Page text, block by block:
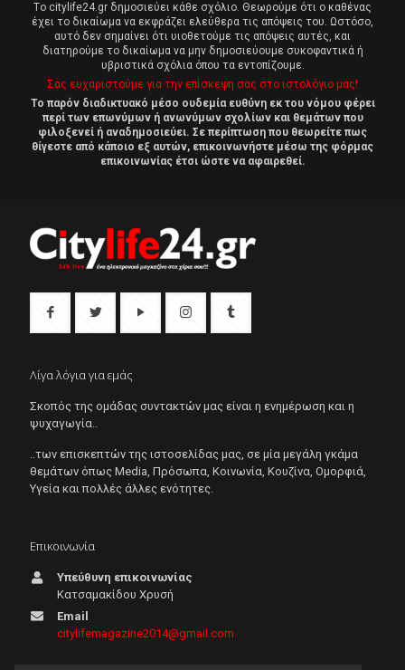
Tο citylife24.gr δημοσιεύει κάθε σχόλιο. Θεωρούμε ότι ο καθένας
έχει το δικαίωμα να εκφράζει ελεύθερα τις απόψεις του. Ωστόσο,
αυτό δεν σημαίνει ότι υιοθετούμε τις απόψεις αυτές, και
διατηρούμε το δικαίωμα να μην δημοσιεύουμε συκοφαντικά ή
υβριστικά σχόλια όπου τα εντοπίζουμε.
Σας ευχαριστούμε για την επίσκεψη σας στο ιστολόγιο μας!
Το παρόν διαδικτυακό μέσο ουδεμία ευθύνη εκ του νόμου φέρει
περί των επωνύμων ή ανωνύμων σχολίων και θεμάτων που
φιλοξενεί ή αναδημοσιεύει. Σε περίπτωση που θεωρείτε πως
θίγεστε από κάποιο εξ αυτών, επικοινωνήστε μέσω της φόρμας
επικοινωνίας έτσι ώστε να αφαιρεθεί.
Λίγα λόγια για εμάς
Σκοπός της ομάδας συντακτών μας είναι η ενημέρωση και η
ψυχαγωγία..
..των επισκεπτών της ιστοσελίδας μας, σε μία μεγάλη γκάμα
θεμάτων όπως Μedia, Πρόσωπα, Κοινωνία, Κουζίνα, Ομορφιά,
Υγεία και πολλές άλλες ενότητες.
Επικοινωνία
Υπεύθυνη επικοινωνίας
Κατσαμακίδου Χρυσή
Email
citylifemagazine2014@gmail.com